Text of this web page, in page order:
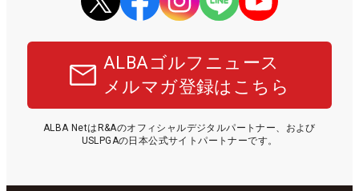
ALBAゴルフニュース
メルマガ登録はこちら
ALBA NetはR&Aのオフィシャルデジタルパートナー、および
USLPGAの日本公式サイトパートナーです。